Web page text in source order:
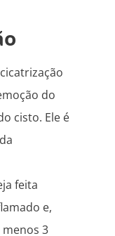
do
cisto. Ele é
feita
e,
menos 3